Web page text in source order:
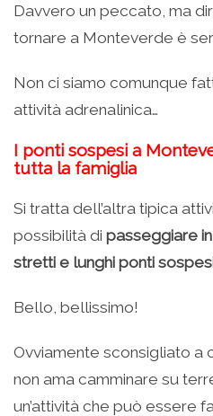
Davvero un peccato, ma
tornare a Monteverde è
Non ci siamo comunque
attività adrenalinica…
I ponti sospesi a
tutta la famiglia
Si tratta dell’altra tipica
possibilità di passeggiare
stretti e lunghi ponti
Bello, bellissimo!
Ovviamente sconsigliato a
non ama camminare su
un’attività che può essere